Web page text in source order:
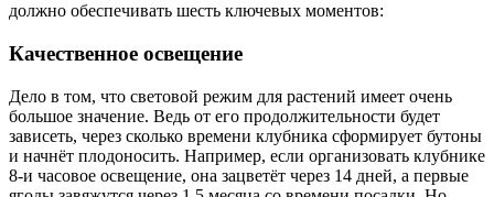
должно обеспечивать шесть ключевых моментов:
Качественное освещение
Дело в том, что световой режим для растений имеет очень
большое значение. Ведь от его продолжительности будет
зависеть, через сколько времени клубника сформирует бутоны
и начнёт плодоносить. Например, если организовать клубнике
8-и часовое освещение, она зацветёт через 14 дней, а первые